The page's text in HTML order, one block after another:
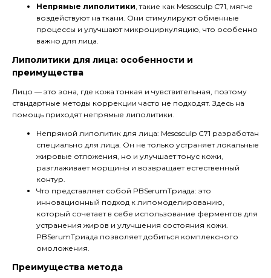
Непрямые липолитики, такие как Mesosculp C71, мягче
воздействуют на ткани. Они стимулируют обменные
процессы и улучшают микроциркуляцию, что особенно
важно для лица.
Липолитики для лица: особенности и
преимущества
Лицо — это зона, где кожа тонкая и чувствительная, поэтому
стандартные методы коррекции часто не подходят. Здесь на
помощь приходят непрямые липолитики.
Непрямой липолитик для лица: Mesosculp C71 разработан
специально для лица. Он не только устраняет локальные
жировые отложения, но и улучшает тонус кожи,
разглаживает морщины и возвращает естественный
контур.
Что представляет собой PBSerumТриада: это
инновационный подход к липомоделированию,
который сочетает в себе использование ферментов для
устранения жиров и улучшения состояния кожи.
PBSerumТриада позволяет добиться комплексного
омоложения.
Преимущества метода